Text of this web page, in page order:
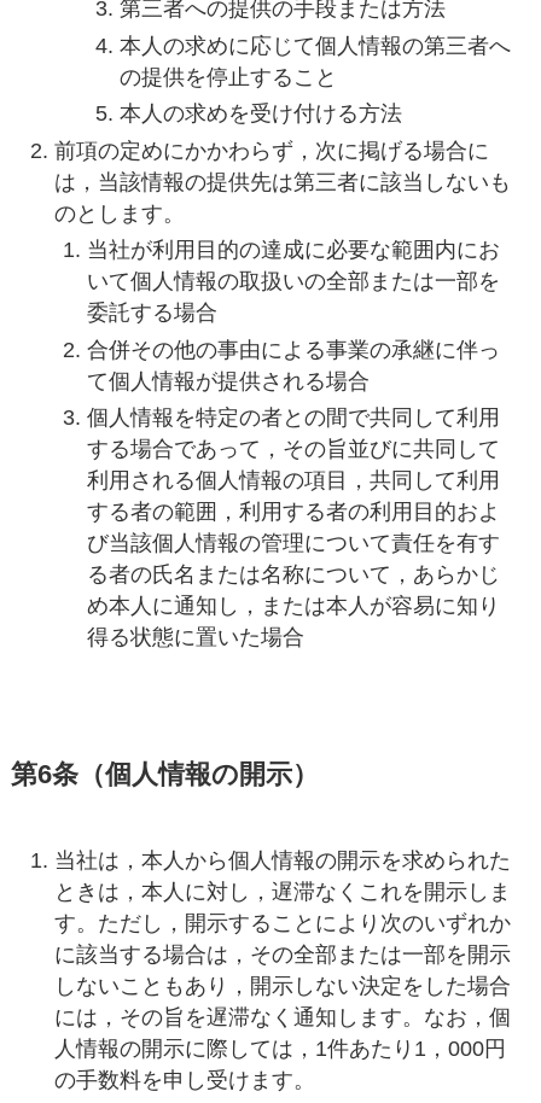
第三者への提供の手段または方法
本人の求めに応じて個人情報の第三者へ
の提供を停止すること
本人の求めを受け付ける方法
前項の定めにかかわらず，次に掲げる場合に
は，当該情報の提供先は第三者に該当しないも
のとします。
当社が利用目的の達成に必要な範囲内にお
いて個人情報の取扱いの全部または一部を
委託する場合
合併その他の事由による事業の承継に伴っ
て個人情報が提供される場合
個人情報を特定の者との間で共同して利用
する場合であって，その旨並びに共同して
利用される個人情報の項目，共同して利用
する者の範囲，利用する者の利用目的およ
び当該個人情報の管理について責任を有す
る者の氏名または名称について，あらかじ
め本人に通知し，または本人が容易に知り
得る状態に置いた場合
第6条（個人情報の開示）
当社は，本人から個人情報の開示を求められた
ときは，本人に対し，遅滞なくこれを開示しま
す。ただし，開示することにより次のいずれか
に該当する場合は，その全部または一部を開示
しないこともあり，開示しない決定をした場合
には，その旨を遅滞なく通知します。なお，個
人情報の開示に際しては，1件あたり1，000円
の手数料を申し受けます。